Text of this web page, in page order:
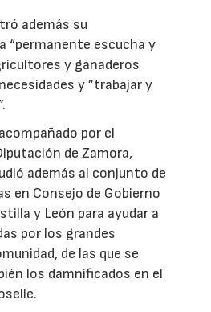
además su
“permanente escucha y
y ganaderos
y ”trabajar y
por el
de Zamora,
además al conjunto de
en Consejo de Gobierno
y León para ayudar a
por los grandes
de las que se
los damnificados en el